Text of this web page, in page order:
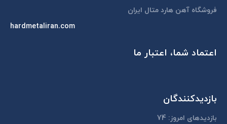
فروشگاه آهن هارد متال ایران
hardmetaliran.com
اعتماد شما، اعتبار ما
بازدیدکنندگان
بازدیدهای امروز: 74